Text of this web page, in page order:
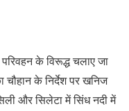
के विरूद्ध चलाए जा
के निर्देश पर खनिज
और सिलेटा में सिंध नदी में